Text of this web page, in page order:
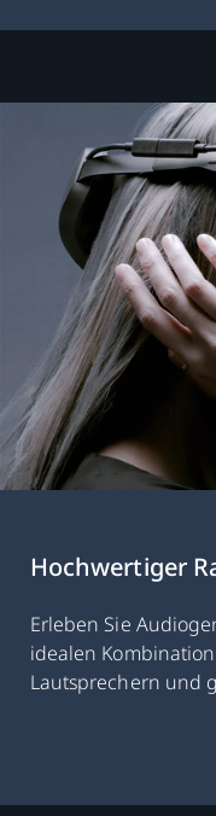
Hochwertiger
Erleben Sie
idealen
Lautsprechern und